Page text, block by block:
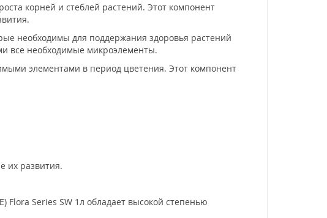
корней и стеблей растений. Этот компонент
необходимы для поддержания здоровья растений
все необходимые микроэлементы.
элементами в период цветения. Этот компонент
их развития.
Series SW 1л обладает высокой степенью